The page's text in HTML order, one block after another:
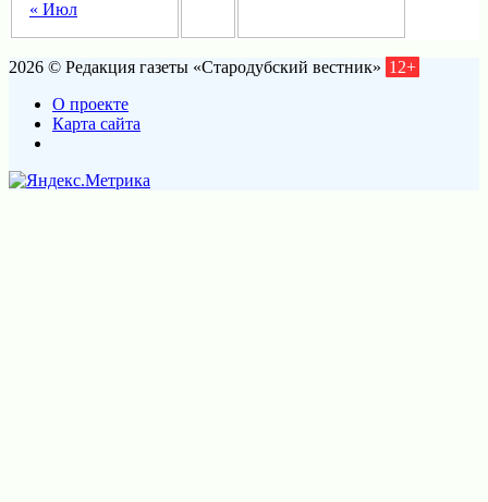
« Июл
2026 © Редакция газеты «Стародубский вестник» 12+
О проекте
Карта сайта